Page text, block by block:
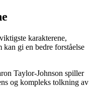
karakterene,
gi en bedre forståelse
Taylor-Johnson spiller
og kompleks tolkning av